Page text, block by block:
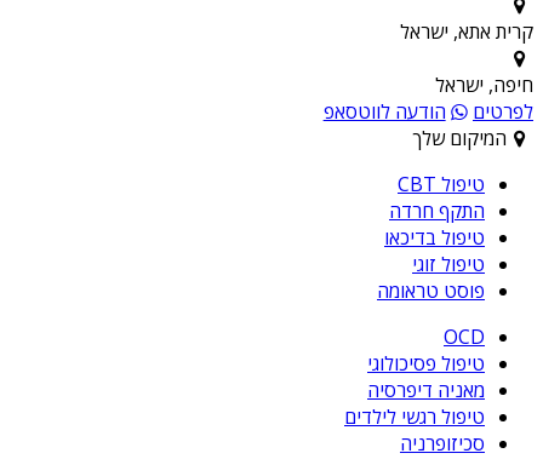
קרית אתא, ישראל
חיפה, ישראל
לפרטים
הודעה לווטסאפ
המיקום שלך
טיפול CBT
התקף חרדה
טיפול בדיכאו
טיפול זוגי
פוסט טראומה
OCD
טיפול פסיכולוגי
מאניה דיפרסיה
טיפול רגשי לילדים
סכיזופרניה